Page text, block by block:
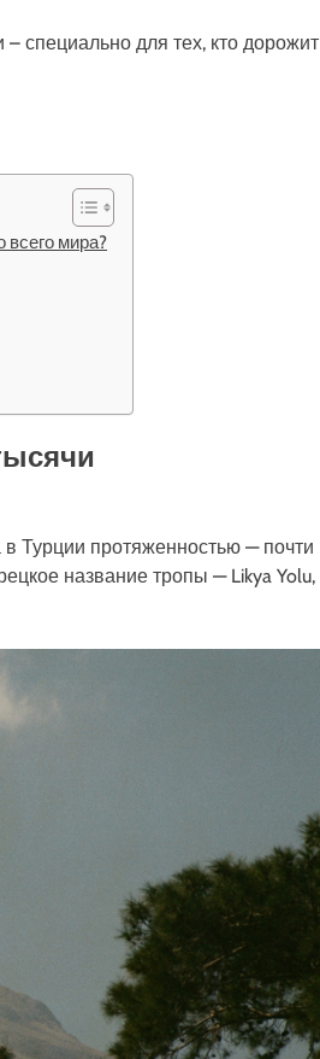
специально для тех, кто дорожит
всего мира?
Турции протяженностью — почти
название тропы — Likya Yolu,